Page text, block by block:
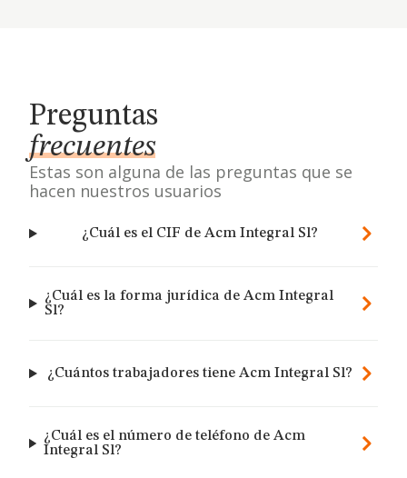
Preguntas
frecuentes
Estas son alguna de las preguntas que se
hacen nuestros usuarios
¿Cuál es el CIF de Acm Integral Sl?
¿Cuál es la forma jurídica de Acm Integral
Sl?
¿Cuántos trabajadores tiene Acm Integral Sl?
¿Cuál es el número de teléfono de Acm
Integral Sl?